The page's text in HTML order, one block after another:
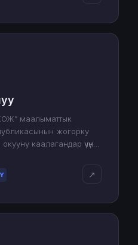
маалыматтык
жогорку
каалагандар үчүн
жөнөкөйлөтөт.
↗